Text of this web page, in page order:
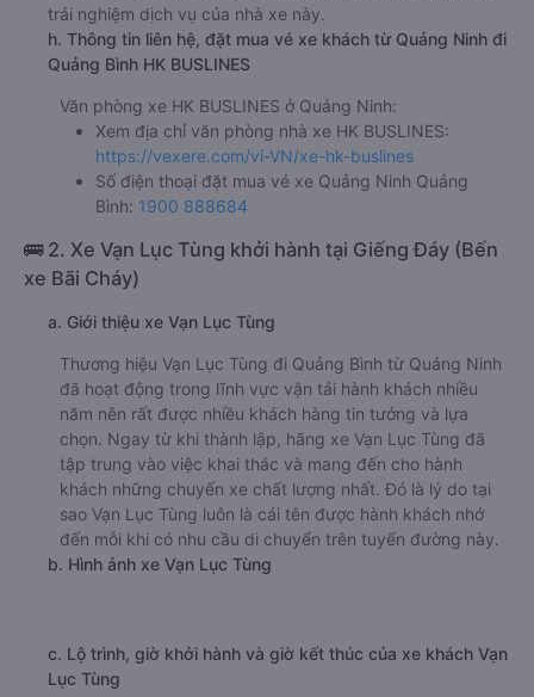
trải nghiệm dịch vụ của nhà xe này.
h. Thông tin liên hệ, đặt mua vé xe khách từ Quảng Ninh đi
Quảng Bình HK BUSLINES
Văn phòng xe HK BUSLINES ở Quảng Ninh:
Xem địa chỉ văn phòng nhà xe HK BUSLINES:
https://vexere.com/vi-VN/xe-hk-buslines
Số điện thoại đặt mua vé xe Quảng Ninh Quảng
Bình: 1900 888684
🚌 2. Xe Vạn Lục Tùng khởi hành tại Giếng Đáy (Bến
xe Bãi Cháy)
a. Giới thiệu xe Vạn Lục Tùng
Thương hiệu Vạn Lục Tùng đi Quảng Bình từ Quảng Ninh
đã hoạt động trong lĩnh vực vận tải hành khách nhiều
năm nên rất được nhiều khách hàng tin tưởng và lựa
chọn. Ngay từ khi thành lập, hãng xe Vạn Lục Tùng đã
tập trung vào việc khai thác và mang đến cho hành
khách những chuyến xe chất lượng nhất. Đó là lý do tại
sao Vạn Lục Tùng luôn là cái tên được hành khách nhớ
đến mỗi khi có nhu cầu di chuyển trên tuyến đường này.
b. Hình ảnh xe Vạn Lục Tùng
c. Lộ trình, giờ khởi hành và giờ kết thúc của xe khách Vạn
Lục Tùng